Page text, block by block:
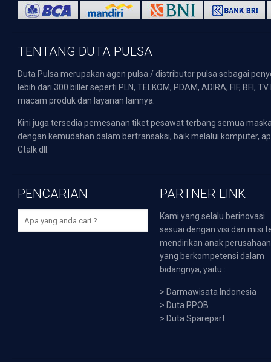
TENTANG DUTA PULSA
Duta Pulsa merupakan agen pulsa / distributor pulsa sebagai
lebih dari 300 biller seperti PLN, TELKOM, PDAM, ADIRA, FIF,
macam produk dan layanan lainnya.
Kini juga tersedia pemesanan tiket pesawat terbang semua
dengan kemudahan dalam bertransaksi, baik melalui komputer,
Gtalk dll.
PENCARIAN PARTNER LINK
Kami yang selalu berinovasi
sesuai dengan visi dan misi
mendirikan anak perusahaan
yang berkompetensi dalam
bidangnya, yaitu :
> Darmawisata Indonesia
> Duta PPOB
> Duta Sparepart